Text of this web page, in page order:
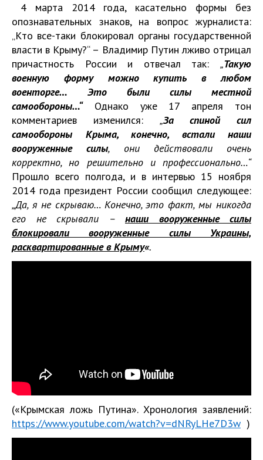
4 марта 2014 года, касательно формы без
опознавательных знаков, на вопрос журналиста:
„Кто все-таки блокировал органы государственной
власти в Крыму?“ – Владимир Путин лживо отрицал
причастность России и отвечал так: „Такую
военную форму можно купить в любом
военторге…
Это были силы местной
самообороны…“Однако уже 17 апреля тон
комментариев изменился: „За спиной сил
самообороны Крыма, конечно, встали наши
вооруженные силы, они действовали очень
корректно, но решительно и профессионально…“
Прошло всего полгода, и в интервью 15 ноября
2014 года президент России сообщил следующее:
„Да, я не скрываю… Конечно, это факт, мы никогда
его не скрывали – наши вооруженные силы
блокировали вооруженные силы Украины,
расквартированные в Крыму«.
(«Крымская ложь Путина». Хронология заявлений:
https://www.youtube.com/watch?v=dNRyLHe7D3w )